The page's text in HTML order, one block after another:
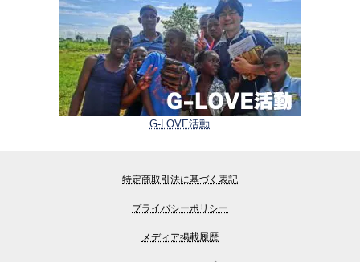
G-LOVE活動
特定商取引法に基づく表記
プライバシーポリシー
メディア掲載履歴